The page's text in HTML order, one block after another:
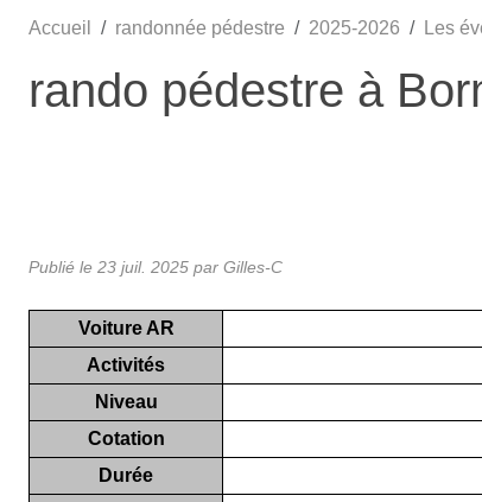
Accueil randonnée pédestre 2025-2026 Les
rando pédestre à
Publié le 23 juil. 2025 par Gilles-C
Voiture AR
Activités
Niveau
Cotation
Durée